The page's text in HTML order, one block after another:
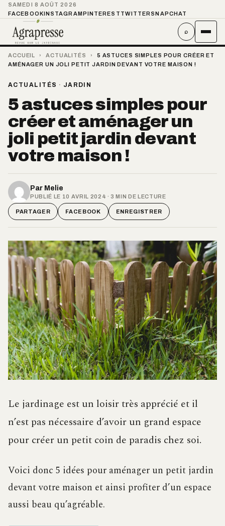
SAMEDI 8 AOÛT 2026
FACEBOOKINSTAGRAMPINTEREST TWITTER SNAPCHAT
⌕
ACCUEIL › ACTUALITÉS ›
5 ASTUCES SIMPLES POUR CRÉER ET
AMÉNAGER UN JOLI PETIT JARDIN DEVANT VOTRE MAISON !
ACTUALITÉS · JARDIN
5 astuces simples pour
créer et aménager un
joli petit jardin devant
votre maison !
Par Melie
PUBLIÉ LE 10 AVRIL 2024 · 3 MIN DE LECTURE
PARTAGER FACEBOOK ENREGISTRER
Le jardinage est un loisir très apprécié et il
n’est pas nécessaire d’avoir un grand espace
pour créer un petit coin de paradis chez soi.
Voici donc 5 idées pour aménager un petit jardin
devant votre maison et ainsi profiter d’un espace
aussi beau qu’agréable.